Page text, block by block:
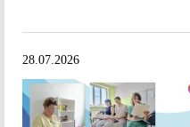
28.07.2026